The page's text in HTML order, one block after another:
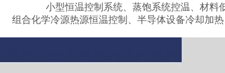
小型恒温控制系统、蒸饱系统控温、材料
组合化学冷源热源恒温控制、半导体设备冷却加